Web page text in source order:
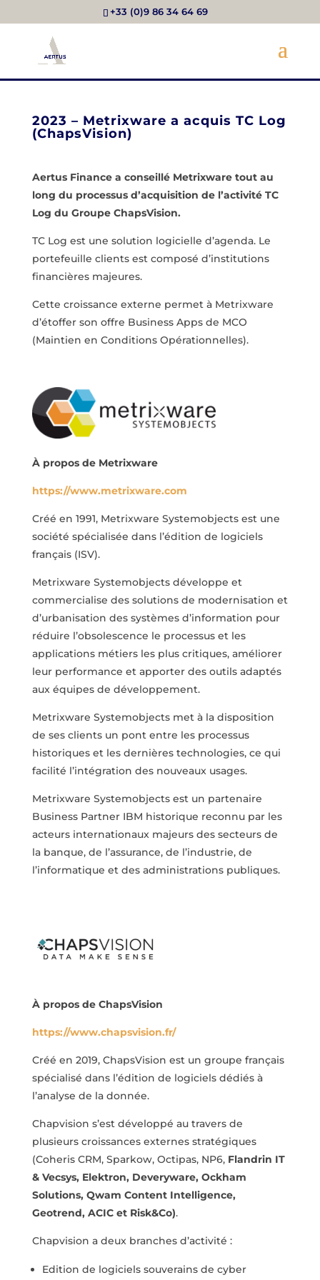
+33 (0)9 86 34 64 69
2023 – Metrixware a acquis TC Log
(ChapsVision)
Aertus Finance a conseillé Metrixware tout au
long du processus d’acquisition de l’activité TC
Log du Groupe ChapsVision.
TC Log est une solution logicielle d’agenda. Le
portefeuille clients est composé d’institutions
financières majeures.
Cette croissance externe permet à Metrixware
d’étoffer son offre Business Apps de MCO
(Maintien en Conditions Opérationnelles).
À propos de Metrixware
https://www.metrixware.com
Créé en 1991, Metrixware Systemobjects est une
société spécialisée dans l’édition de logiciels
français (ISV).
Metrixware Systemobjects développe et
commercialise des solutions de modernisation et
d’urbanisation des systèmes d’information pour
réduire l’obsolescence le processus et les
applications métiers les plus critiques, améliorer
leur performance et apporter des outils adaptés
aux équipes de développement.
Metrixware Systemobjects met à la disposition
de ses clients un pont entre les processus
historiques et les dernières technologies, ce qui
facilité l’intégration des nouveaux usages.
Metrixware Systemobjects est un partenaire
Business Partner IBM historique reconnu par les
acteurs internationaux majeurs des secteurs de
la banque, de l’assurance, de l’industrie, de
l’informatique et des administrations publiques.
À propos de ChapsVision
https://www.chapsvision.fr/
Créé en 2019, ChapsVision est un groupe français
spécialisé dans l’édition de logiciels dédiés à
l’analyse de la donnée.
Chapvision s’est développé au travers de
plusieurs croissances externes stratégiques
(Coheris CRM, Sparkow, Octipas, NP6, Flandrin IT
& Vecsys, Elektron, Deveryware, Ockham
Solutions, Qwam Content Intelligence,
Geotrend, ACIC et Risk&Co).
Chapvision a deux branches d’activité :
Edition de logiciels souverains de cyber